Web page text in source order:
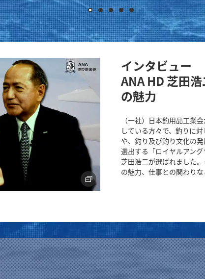
インタビュー
ANA HD 芝田
の魅力
（一社）日本釣用品工業
している方々で、釣りに
や、釣り及び釣り文化の
選出する「ロイヤルアン
芝田浩二が選ばれました
の魅力、仕事との関わりな